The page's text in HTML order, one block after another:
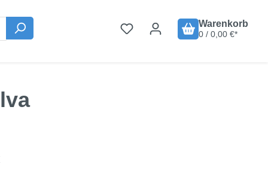
Warenkorb
0 / 0,00 €*